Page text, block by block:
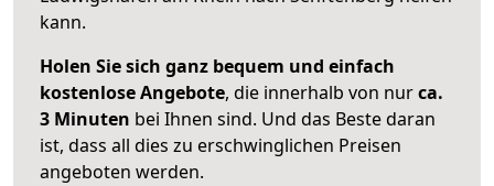
kann.
Holen Sie sich ganz bequem und einfach
kostenlose Angebote, die innerhalb von nurca.
3 Minuten bei Ihnen sind. Und das Beste daran
ist, dass all dies zu erschwinglichen Preisen
angeboten werden.